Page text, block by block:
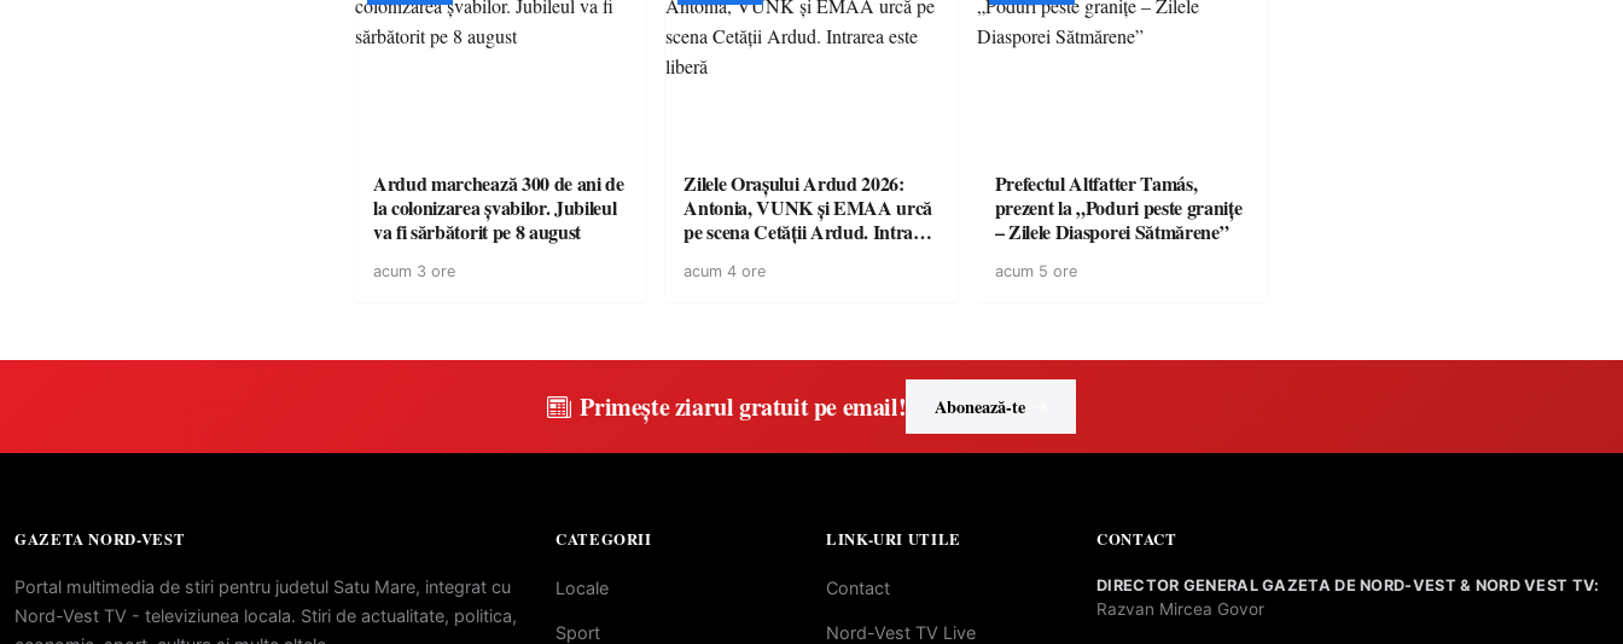
Ardud marchează 300 de ani de
la colonizarea șvabilor. Jubileul
va fi sărbătorit pe 8 august
acum 3 ore
Zilele Orașului Ardud 2026:
Antonia, VUNK și EMAA urcă
pe scena Cetății Ardud. Intrarea
acum 4 ore
Prefectul Altfatter Tamás,
prezent la „Poduri peste granițe
– Zilele Diasporei Sătmărene”
acum 5 ore
Primește ziarul gratuit pe email! Abonează-te
GAZETA NORD-VEST
Portal multimedia de stiri pentru judetul Satu Mare, integrat cu
Nord-Vest TV - televiziunea locala. Stiri de actualitate, politica,
CATEGORII
Locale
Sport
LINK-URI UTILE
Contact
Nord-Vest TV Live
CONTACT
DIRECTOR GENERAL GAZETA DE NORD-VEST & NORD VEST TV:
Razvan Mircea Govor